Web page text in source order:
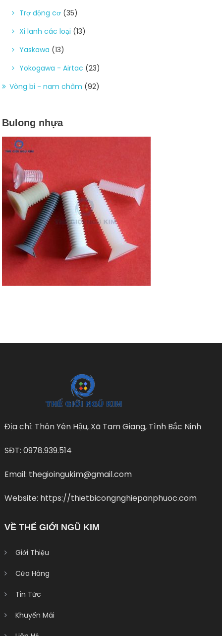
Trợ động cơ (35)
Xi lanh các loại (13)
Yaskawa (13)
Yokogawa - Airtac (23)
Vòng bi - nam châm (92)
Bulong nhựa
Địa chỉ: Thôn Yên Hậu, Xã Tam Giang, Tình Bắc Ninh
SĐT: 0978.939.514
Email: thegioingukim@gmail.com
Website: https://thietbicongnghiepanphuoc.com
VỀ THẾ GIỚI NGŨ KIM
Giới Thiệu
Cửa Hàng
Tin Tức
Khuyến Mãi